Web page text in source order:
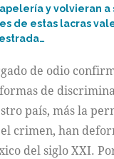
y volvieran a
de estas lacras
de odio
de
país, más la
crimen, han
del siglo XXI.